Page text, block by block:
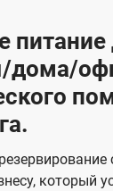
питание
дома/
который